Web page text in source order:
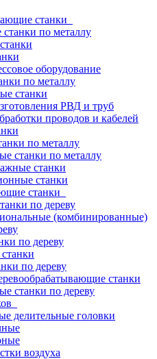
станки
по металлу
оборудование
по металлу
станки
РВД и труб
проводов и кабелей
по металлу
станки по металлу
станки
станки
станки
по дереву
(комбинированные)
по дереву
по дереву
станки
станки по дереву
делительные головки
воздуха